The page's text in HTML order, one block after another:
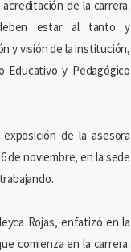
de la carrera.
estar al tanto y
y visión de la institución,
Educativo y Pedagógico
de la asesora
de noviembre, en la sede
Rojas, enfatizó en la
comienza en la carrera.